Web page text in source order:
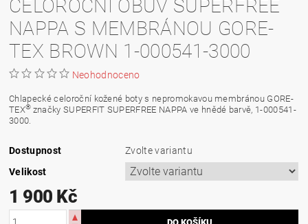
CELOROČNÍ OBUV SUPERFREE
NAPPA S MEMBRÁNOU GORE-
TEX BROWN 1-000541-3000
Neohodnoceno
Chlapecké celoroční kožené boty s nepromokavou membránou GORE-
TEX® značky SUPERFIT SUPERFREE NAPPA ve hnědé barvě, 1-000541-
3000.
Dostupnost
Zvolte variantu
Velikost
1 900 Kč